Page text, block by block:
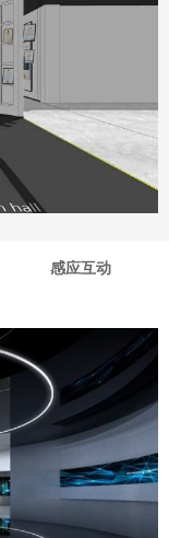
感应互动